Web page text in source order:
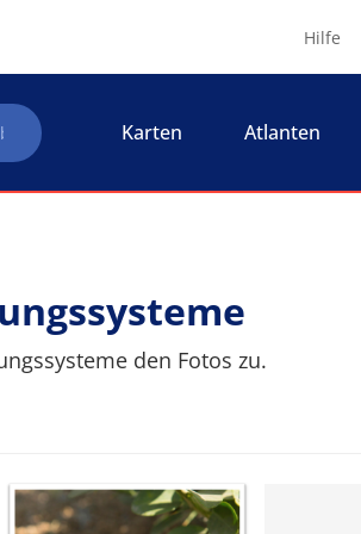
Hilfe
Karten Atlanten
den Fotos zu.